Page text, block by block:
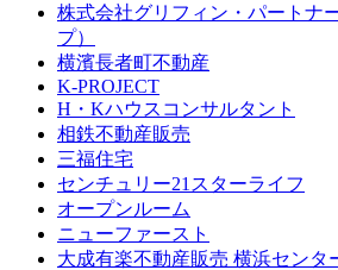
株式会社グリフィン・パートナ
プ）
横濱長者町不動産
K-PROJECT
H・Kハウスコンサルタント
相鉄不動産販売
三福住宅
センチュリー21スターライフ
オープンルーム
ニューファースト
大成有楽不動産販売 横浜センタ